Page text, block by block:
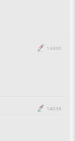
13000
14038